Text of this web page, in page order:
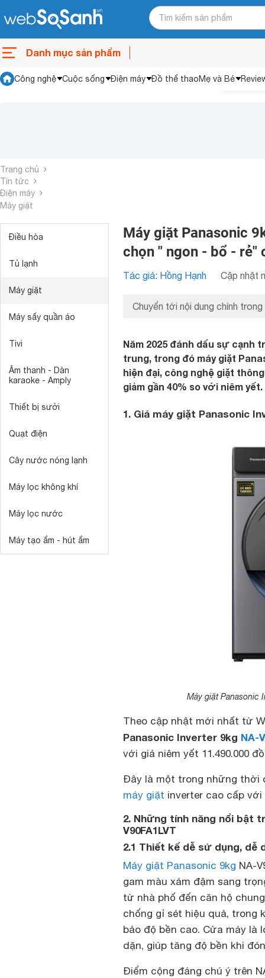
Danh mục sản phẩm
Công nghệ Cuộc sống Điện máy Đồ thể thaoMẹ và Bé
Trang chủ
Tin tức
Điện máy
Máy giặt
Điều hòa
Tủ lạnh
Máy giặt
Máy sấy quần áo
Tivi
Âm thanh - Dàn
karaoke - Amply
Thiết bị sưởi
Quạt điện
Cây nước nóng lạnh
Máy lọc không khí
Máy lọc nước
Máy tạo ẩm - hút ẩm
Máy giặt Panasonic
chọn " ngon - bổ - rẻ"
Tác giả: Hồng Hạnh Cập nhật
Chuyển tới nội dung chính
Năm 2025 đánh dấu sự cạnh
trung, trong đó máy giặt
hiện đại, công nghệ giặt
giảm gần 40% so với niêm yết.
1. Giá máy giặt Panasonic
Máy giặt Panasonic
Theo cập nhật mới nhất từ
Panasonic Inverter 9kg NA-
với giá niêm yết 11.490.000
Đây là một trong những thời
máy giặt inverter cao cấp
2. Những tính năng nổi bật
V90FA1LVT
2.1 Thiết kế dễ sử dụng, dễ
Máy giặt Panasonic 9kg NA-
gam màu xám đậm sang
từ nhà phố đến căn hộ
chống gỉ sét hiệu quả, trong
bảo độ bền cao. Cửa máy là
dặn, giúp tăng độ bền khi
Điểm cộng đáng chú ý trên